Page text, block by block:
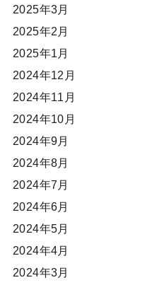
2025年3月
2025年2月
2025年1月
2024年12月
2024年11月
2024年10月
2024年9月
2024年8月
2024年7月
2024年6月
2024年5月
2024年4月
2024年3月